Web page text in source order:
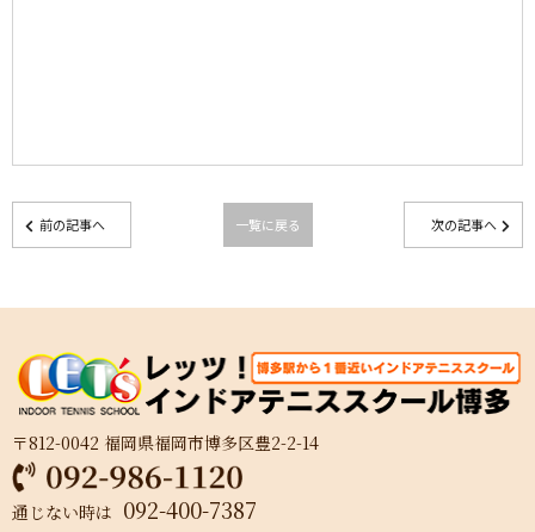
前の記事へ 一覧に戻る 次の記事へ
〒812-0042 福岡県福岡市博多区豊2-2-14
通じない時は 092-400-7387